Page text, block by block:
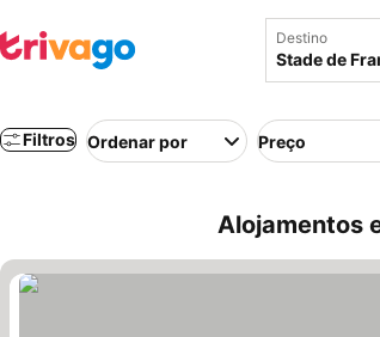
Destino
Filtros Ordenar por Preço
Alojamentos